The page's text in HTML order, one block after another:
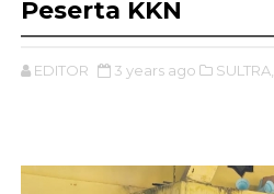
Peserta KKN
EDITOR 3 years ago SULTRA,